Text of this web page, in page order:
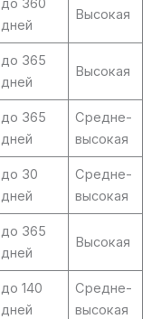
до 360
дней
Высокая
до 365
дней
Высокая
до 365
дней
Средне-
высокая
до 30
дней
Средне-
высокая
до 365
дней
Высокая
до 140
дней
Средне-
высокая